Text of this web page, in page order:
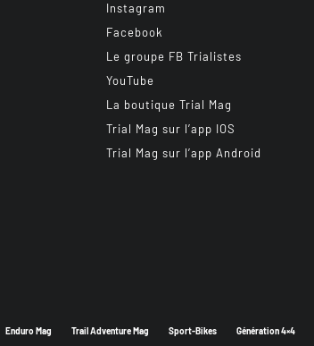
Instagram
Facebook
Le groupe FB Trialistes
YouTube
La boutique Trial Mag
Trial Mag sur l’app IOS
Trial Mag sur l’app Android
Enduro Mag Trail Adventure Mag Sport-Bikes Génération 4×4